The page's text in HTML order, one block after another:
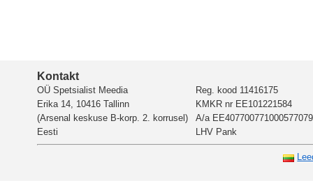
Kontakt
OÜ Spetsialist Meedia
Erika 14, 10416 Tallinn
(Arsenal keskuse B-korp. 2. korrusel)
Eesti
Reg. kood 11416175
KMKR nr EE101221584
A/a EE407700771000577079
LHV Pank